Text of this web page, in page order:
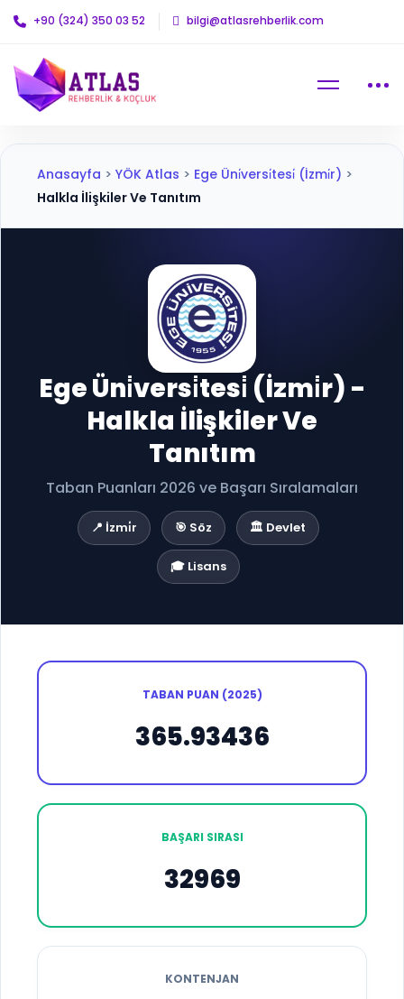
+90 (324) 350 03 52 bilgi@atlasrehberlik.com
Anasayfa > YÖK Atlas > Ege Üni̇versi̇tesi̇ (İzmi̇r) >
Halkla İlişkiler Ve Tanıtım
Ege Üni̇versi̇tesi̇ (İzmi̇r) -
Halkla İlişkiler Ve
Tanıtım
Taban Puanları 2026 ve Başarı Sıralamaları
📍 İzmi̇r 🎯 Söz 🏛️ Devlet
🎓 Lisans
TABAN PUAN (2025)
365.93436
BAŞARI SIRASI
32969
KONTENJAN